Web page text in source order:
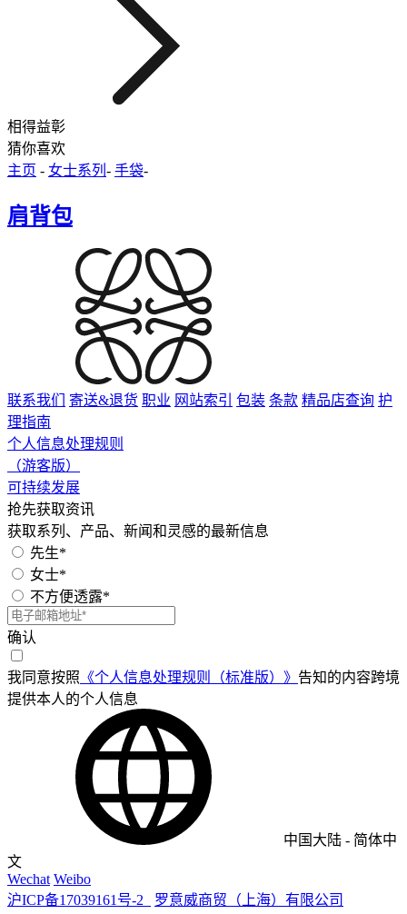
相得益彰
猜你喜欢
主页 - 女士系列 - 手袋-
肩背包
联系我们 寄送&退货 职业 网站索引 包装 条款 精品店查询 护
理指南
个人信息处理规则
（游客版）
可持续发展
抢先获取资讯
获取系列、产品、新闻和灵感的最新信息
先生*
女士*
不方便透露*
确认
我同意按照 《个人信息处理规则（标准版）》 告知的内容跨境
提供本人的个人信息
中国大陆 - 简体中
文
Wechat Weibo
沪ICP备17039161号-2
罗意威商贸（上海）有限公司